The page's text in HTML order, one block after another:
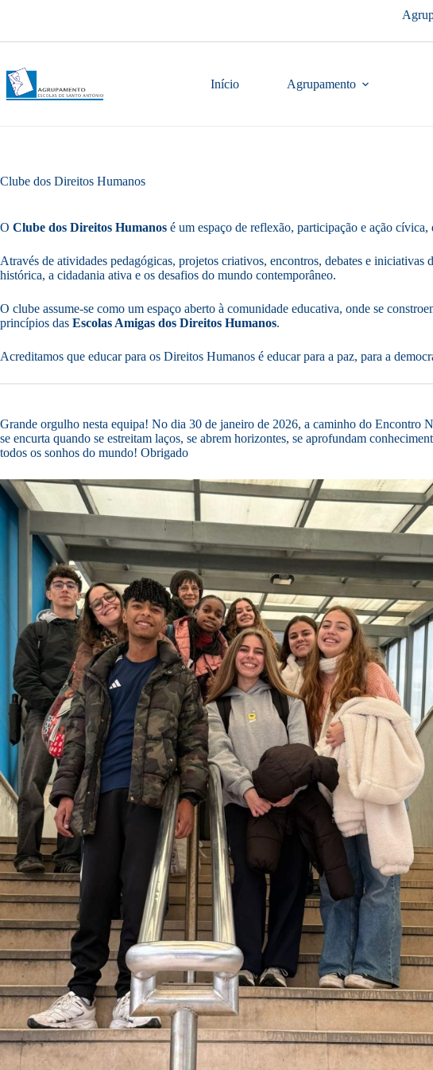
Início Agrupamento
Clube dos Direitos Humanos
O Clube dos Direitos Humanos é um espaço de reflexão, participação e ação
Através de atividades pedagógicas, projetos criativos, encontros, debates e
histórica, a cidadania ativa e os desafios do mundo contemporâneo.
O clube assume-se como um espaço aberto à comunidade educativa, onde se
princípios das Escolas Amigas dos Direitos Humanos.
Acreditamos que educar para os Direitos Humanos é educar para a paz, para a
Grande orgulho nesta equipa! No dia 30 de janeiro de 2026, a caminho do Encontro
se encurta quando se estreitam laços, se abrem horizontes, se aprofundam
todos os sonhos do mundo! Obrigado